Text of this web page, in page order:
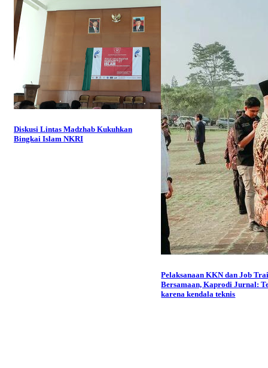
Diskusi Lintas Madzhab Kukuhkan
Bingkai Islam NKRI
Pelaksanaan KKN dan Job
Bersamaan, Kaprodi Jurnal:
karena kendala teknis